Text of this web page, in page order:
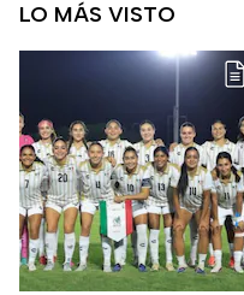
LO MÁS VISTO